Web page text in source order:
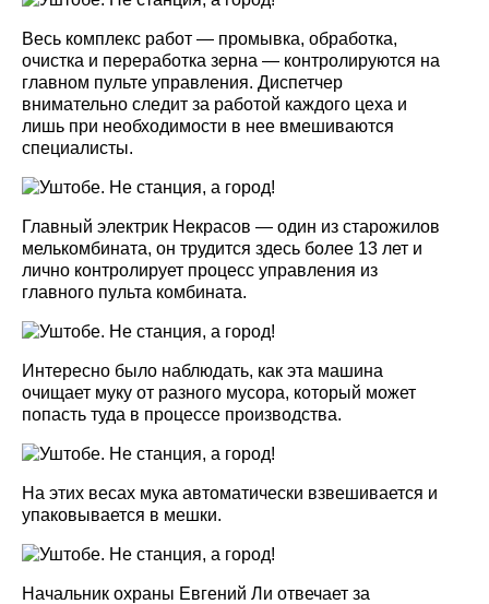
Весь комплекс работ — промывка, обработка,
очистка и переработка зерна — контролируются на
главном пульте управления. Диспетчер
внимательно следит за работой каждого цеха и
лишь при необходимости в нее вмешиваются
специалисты.
Главный электрик Некрасов — один из старожилов
мелькомбината, он трудится здесь более 13 лет и
лично контролирует процесс управления из
главного пульта комбината.
Интересно было наблюдать, как эта машина
очищает муку от разного мусора, который может
попасть туда в процессе производства.
На этих весах мука автоматически взвешивается и
упаковывается в мешки.
Начальник охраны Евгений Ли отвечает за